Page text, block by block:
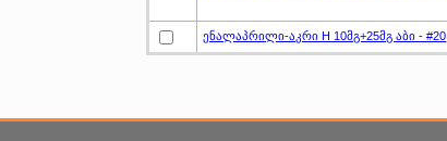
ენალაპრილი-აკრი H 10მგ+25მგ აბი - #20